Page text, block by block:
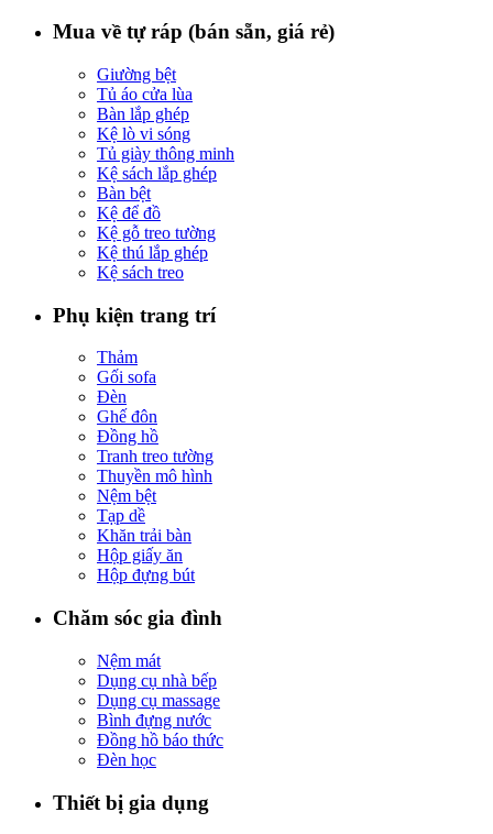
Mua về tự ráp (bán sẵn, giá rẻ)
Giường bệt
Tủ áo cửa lùa
Bàn lắp ghép
Kệ lò vi sóng
Tủ giày thông minh
Kệ sách lắp ghép
Bàn bệt
Kệ để đồ
Kệ gỗ treo tường
Kệ thú lắp ghép
Kệ sách treo
Phụ kiện trang trí
Thảm
Gối sofa
Đèn
Ghế đôn
Đồng hồ
Tranh treo tường
Thuyền mô hình
Nệm bệt
Tạp dề
Khăn trải bàn
Hộp giấy ăn
Hộp đựng bút
Chăm sóc gia đình
Nệm mát
Dụng cụ nhà bếp
Dụng cụ massage
Bình đựng nước
Đồng hồ báo thức
Đèn học
Thiết bị gia dụng